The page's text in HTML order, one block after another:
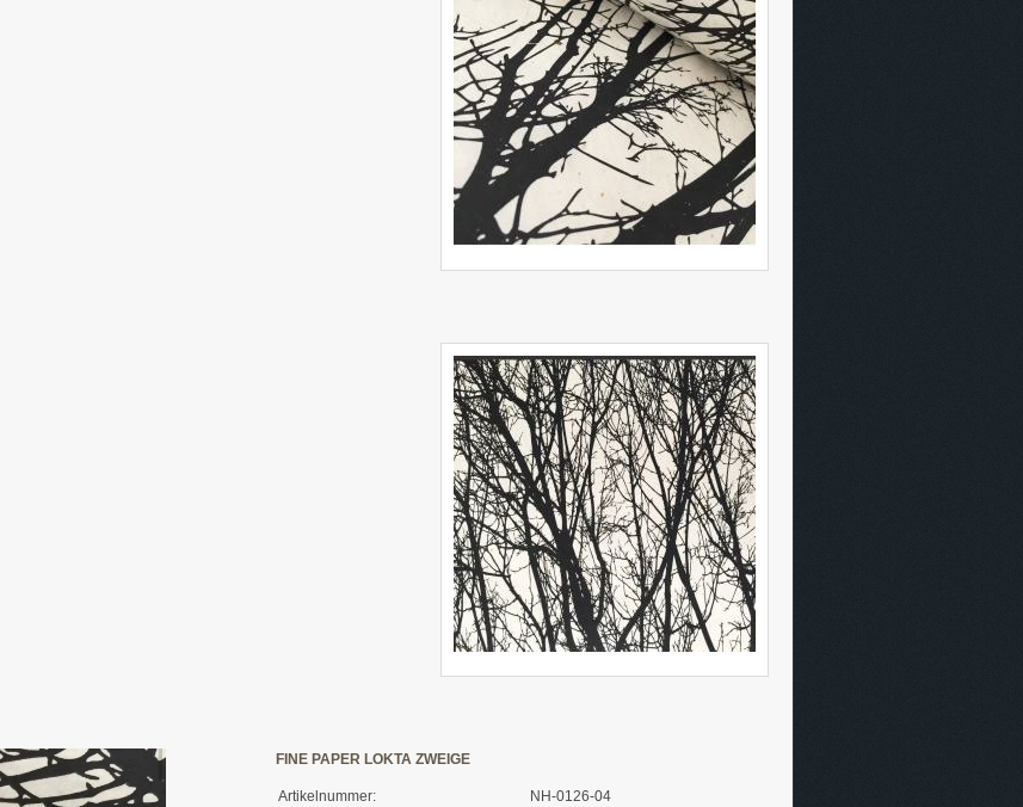
FINE PAPER LOKTA ZWEIGE
Artikelnummer: NH-0126-04